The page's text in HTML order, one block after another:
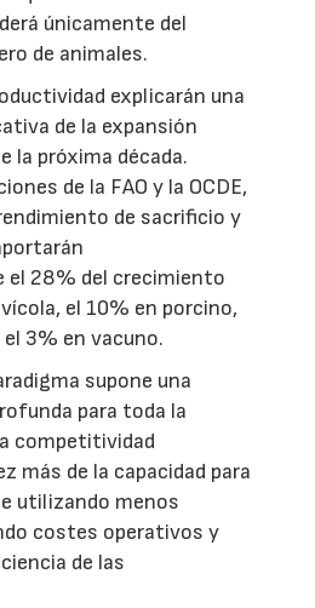
únicamente del
de animales.
explicarán una
de la expansión
la próxima década.
de la FAO y la OCDE,
de sacrificio y
el 28% del crecimiento
el 10% en porcino,
3% en vacuno.
supone una
para toda la
competitividad
más de la capacidad para
utilizando menos
costes operativos y
de las